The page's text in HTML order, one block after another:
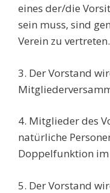
eines der/die
sein muss, sind
Verein zu vertreten.
3. Der Vorstand
4. Mitglieder des
natürliche
Doppelfunktion
5. Der Vorstand